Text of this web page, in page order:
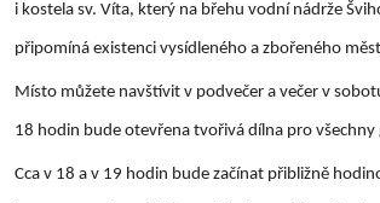
i kostela sv. Víta, který na břehu vodní nádrže
připomíná existenci vysídleného a zbořeného
Místo můžete navštívit v podvečer a večer v
18 hodin bude otevřena tvořivá dílna pro všechny
Cca v 18 a v 19 hodin bude začínat přibližně